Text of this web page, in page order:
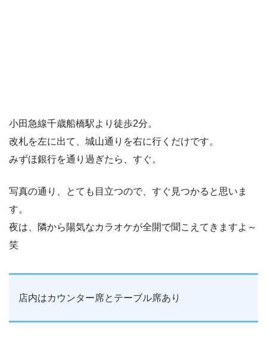
小田急線千歳船橋駅より徒歩2分。
改札を左に出て、城山通りを右に行くだけです。
みずほ銀行を通り過ぎたら、すぐ。
写真の通り、とても目立つので、すぐ見つかると思いま
す。
夜は、隣から陽気なカラオケが全開で聞こえてきますよ～
笑
店内はカウンター席とテーブル席あり